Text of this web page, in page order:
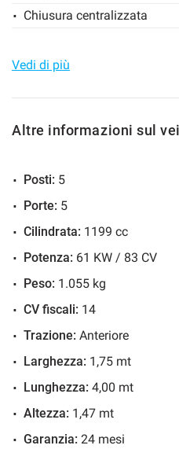
Chiusura centralizzata
Controllo elettronico della
Fari LED
Immobilizzatore elettronico
Riconoscimento dei segnali
Servosterzo
Sistema di riconoscimento
Specchietti laterali elettrici
Vedi di più
Altre informazioni sul
Posti: 5
Porte: 5
Cilindrata: 1199 cc
Potenza: 61 KW / 83 CV
Peso: 1.055 kg
CV fiscali: 14
Trazione: Anteriore
Larghezza: 1,75 mt
Lunghezza: 4,00 mt
Altezza: 1,47 mt
Garanzia: 24 mesi